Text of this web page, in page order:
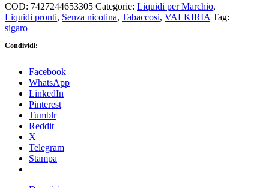
COD: 7427244653305 Categorie: Liquidi per Marchio,
Liquidi pronti, Senza nicotina, Tabaccosi, VALKIRIA Tag:
sigaro
Condividi:
Facebook
WhatsApp
LinkedIn
Pinterest
Tumblr
Reddit
X
Telegram
Stampa